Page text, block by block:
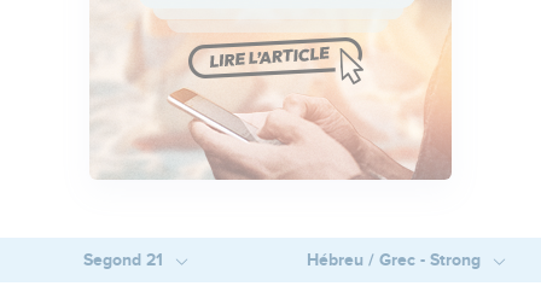
Segond 21 Hébreu / Grec - Strong